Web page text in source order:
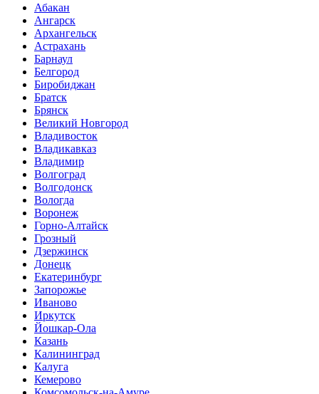
Абакан
Ангарск
Архангельск
Астрахань
Барнаул
Белгород
Биробиджан
Братск
Брянск
Великий Новгород
Владивосток
Владикавказ
Владимир
Волгоград
Волгодонск
Вологда
Воронеж
Горно-Алтайск
Грозный
Дзержинск
Донецк
Екатеринбург
Запорожье
Иваново
Иркутск
Йошкар-Ола
Казань
Калининград
Калуга
Кемерово